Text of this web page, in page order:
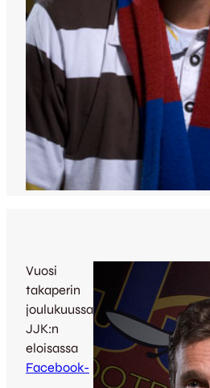
Vuosi
takaperin
joulukuussa
JJK:n
eloisassa
Facebook-